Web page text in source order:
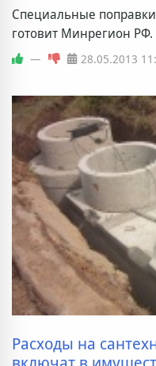
Специальные
готовит Минрегион РФ.
— 28.05.2013
Расходы на